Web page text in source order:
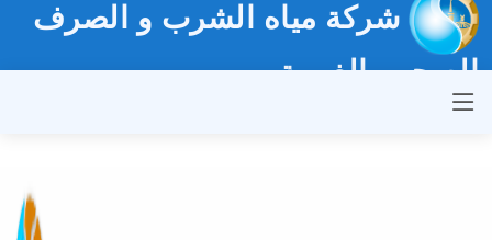
شركة مياه الشرب و الصرف
الصحي بالغربية